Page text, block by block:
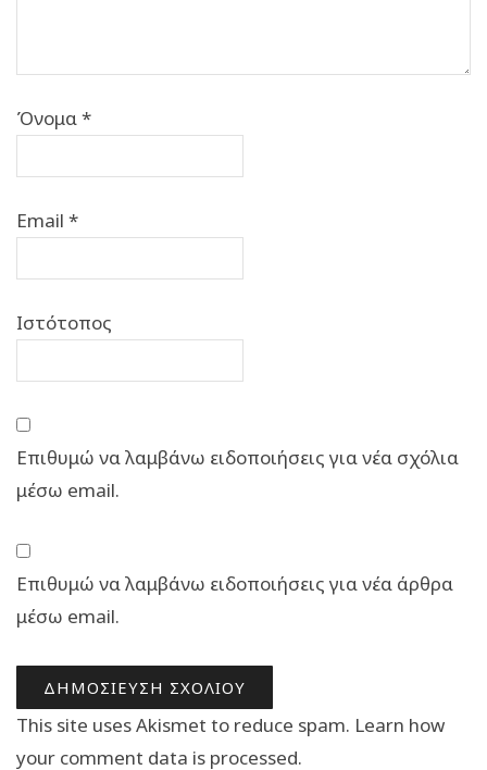
Όνομα*
Email *
Ιστότοπος
Επιθυμώ να λαμβάνω ειδοποιήσεις για νέα σχόλια
μέσω email.
Επιθυμώ να λαμβάνω ειδοποιήσεις για νέα άρθρα
μέσω email.
This site uses Akismet to reduce spam. Learn how
your comment data is processed.